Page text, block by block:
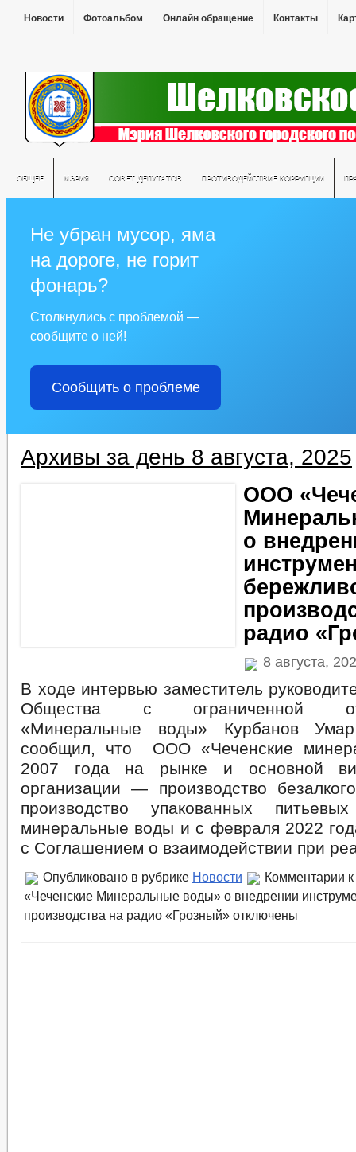
Новости Фотоальбом Онлайн обращение Контакты
ОБЩЕЕ МЭРИЯ СОВЕТ ДЕПУТАТОВ ПРОТИВОДЕЙСТВИЕ КОРРУПЦИИ
Не убран мусор, яма
на дороге, не горит
фонарь?
Столкнулись с проблемой —
сообщите о ней!
Сообщить о проблеме
Архивы за день 8 августа, 2025
ООО
о
радио
8 августа,
В ходе интервью заместитель
Общества с ограниченной
«Минеральные воды» Курбанов Умар
сообщил, что ООО «Чеченские
2007 года на рынке и основной
организации — производство
производство упакованных
минеральные воды и с февраля 2022
с Соглашением о взаимодействии при
Опубликовано в рубрике Новости Комментарии
«Чеченские Минеральные воды» о внедрении
производства на радио «Грозный» отключены